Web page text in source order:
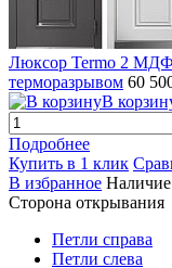
Люксор Termo 2 МДФ
терморазрывом 60
В
Подробнее
Купить в 1 клик
В избранное
Сторона открывания
Петли справа
Петли слева